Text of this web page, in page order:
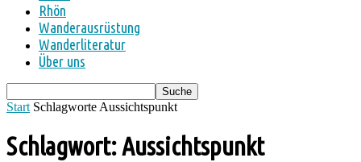
Rhön
Wanderausrüstung
Wanderliteratur
Über uns
Start Schlagworte Aussichtspunkt
Schlagwort: Aussichtspunkt